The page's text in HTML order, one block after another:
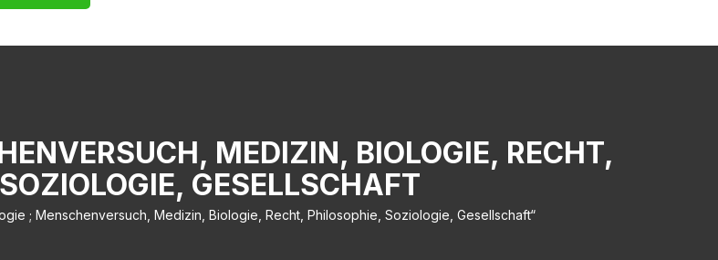
MEDIZIN, BIOLOGIE, RECHT,
GESELLSCHAFT
; Menschenversuch, Medizin, Biologie, Recht, Philosophie, Soziologie, Gesellschaft“